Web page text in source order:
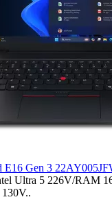
Gen 3
Ultra 5 226V/RAM